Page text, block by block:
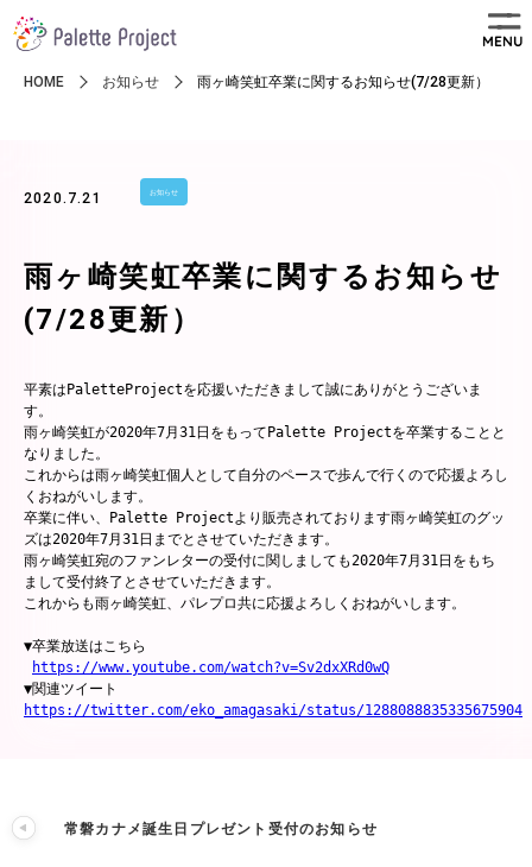
MENU
HOME お知らせ 雨ヶ崎笑虹卒業に関するお知らせ(7/28更新）
2020.7.21 お知らせ
雨ヶ崎笑虹卒業に関するお知らせ
(7/28更新）
平素はPaletteProjectを応援いただきまして誠にありがとうございま
す。
雨ヶ崎笑虹が2020年7月31日をもってPalette Projectを卒業することと
なりました。
これからは雨ヶ崎笑虹個人として自分のペースで歩んで行くので応援よろし
くおねがいします。
卒業に伴い、Palette Projectより販売されております雨ヶ崎笑虹のグッ
ズは2020年7月31日までとさせていただきます。
雨ヶ崎笑虹宛のファンレターの受付に関しましても2020年7月31日をもち
まして受付終了とさせていただきます。
これからも雨ヶ崎笑虹、パレプロ共に応援よろしくおねがいします。
▼卒業放送はこちら
https://www.youtube.com/watch?v=Sv2dxXRd0wQ
https://twitter.com/eko_amagasaki/status/1288088835335675904
常磐カナメ誕生日プレゼント受付のお知らせ